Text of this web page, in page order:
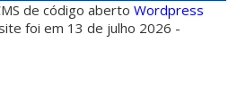
de código abertoWordpress
foi em 13 de julho 2026 -